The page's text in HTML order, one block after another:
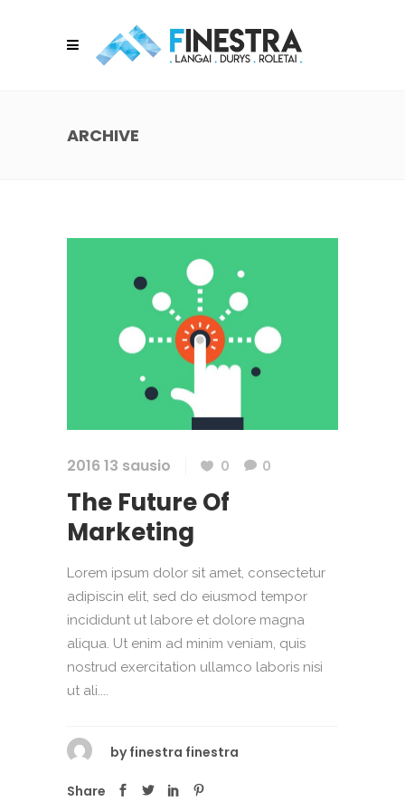
ARCHIVE
2016 13 sausio 0 0
The Future Of
Marketing
Lorem ipsum dolor sit amet, consectetur
adipiscin elit, sed do eiusmod tempor
incididunt ut labore et dolore magna
aliqua. Ut enim ad minim veniam, quis
nostrud exercitation ullamco laboris nisi
ut ali....
by finestra finestra
Share